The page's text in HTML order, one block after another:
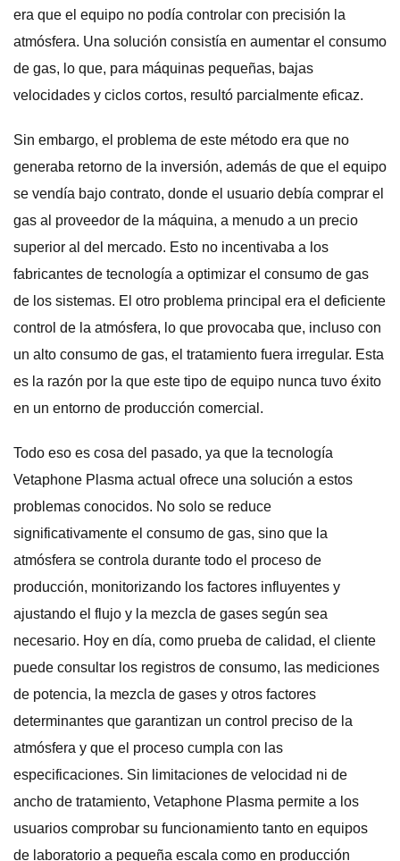
era que el equipo no podía controlar con precisión la
atmósfera. Una solución consistía en aumentar el consumo
de gas, lo que, para máquinas pequeñas, bajas
velocidades y ciclos cortos, resultó parcialmente eficaz.
Sin embargo, el problema de este método era que no
generaba retorno de la inversión, además de que el equipo
se vendía bajo contrato, donde el usuario debía comprar el
gas al proveedor de la máquina, a menudo a un precio
superior al del mercado. Esto no incentivaba a los
fabricantes de tecnología a optimizar el consumo de gas
de los sistemas. El otro problema principal era el deficiente
control de la atmósfera, lo que provocaba que, incluso con
un alto consumo de gas, el tratamiento fuera irregular. Esta
es la razón por la que este tipo de equipo nunca tuvo éxito
en un entorno de producción comercial.
Todo eso es cosa del pasado, ya que la tecnología
Vetaphone Plasma actual ofrece una solución a estos
problemas conocidos. No solo se reduce
significativamente el consumo de gas, sino que la
atmósfera se controla durante todo el proceso de
producción, monitorizando los factores influyentes y
ajustando el flujo y la mezcla de gases según sea
necesario. Hoy en día, como prueba de calidad, el cliente
puede consultar los registros de consumo, las mediciones
de potencia, la mezcla de gases y otros factores
determinantes que garantizan un control preciso de la
atmósfera y que el proceso cumpla con las
especificaciones. Sin limitaciones de velocidad ni de
ancho de tratamiento, Vetaphone Plasma permite a los
usuarios comprobar su funcionamiento tanto en equipos
de laboratorio a pequeña escala como en producción